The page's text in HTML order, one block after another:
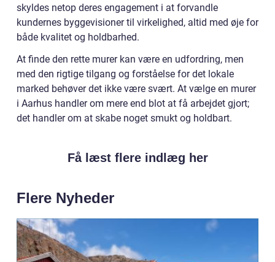
skyldes netop deres engagement i at forvandle
kundernes byggevisioner til virkelighed, altid med øje for
både kvalitet og holdbarhed.
At finde den rette murer kan være en udfordring, men
med den rigtige tilgang og forståelse for det lokale
marked behøver det ikke være svært. At vælge en murer
i Aarhus handler om mere end blot at få arbejdet gjort;
det handler om at skabe noget smukt og holdbart.
Få læst flere indlæg her
Flere Nyheder